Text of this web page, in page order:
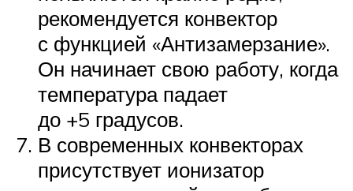
рекомендуется конвектор
с функцией «Антизамерзание».
Он начинает свою работу, когда
температура падает
до +5 градусов.
В современных конвекторах
присутствует ионизатор